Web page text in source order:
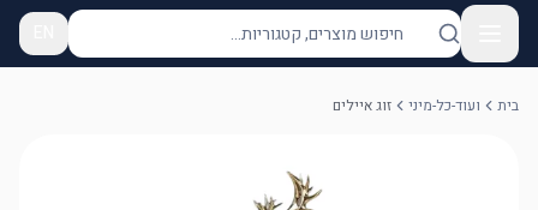
בית ועוד-כל-מיני זוג איילים